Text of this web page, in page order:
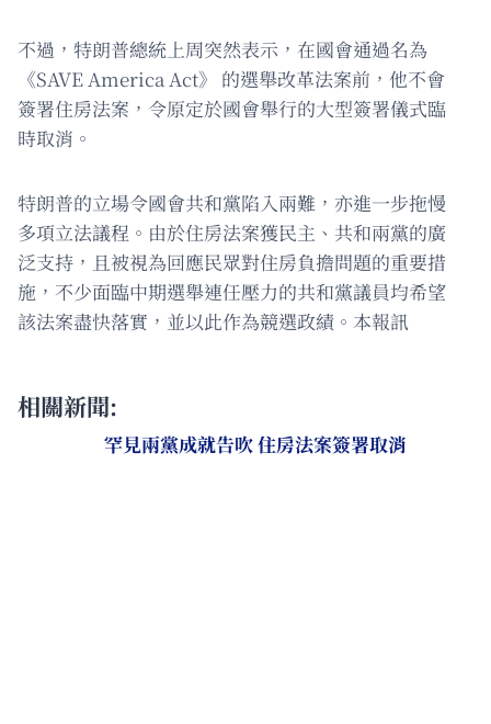
不過，特朗普總統上周突然表示，在國會通過名為
《SAVE America Act》 的選舉改革法案前，他不會
簽署住房法案，令原定於國會舉行的大型簽署儀式臨
時取消。
特朗普的立場令國會共和黨陷入兩難，亦進一步拖慢
多項立法議程。由於住房法案獲民主、共和兩黨的廣
泛支持，且被視為回應民眾對住房負擔問題的重要措
施，不少面臨中期選舉連任壓力的共和黨議員均希望
該法案盡快落實，並以此作為競選政績。本報訊
相關新聞:
罕見兩黨成就告吹 住房法案簽署取消